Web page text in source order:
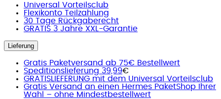
Universal Vorteilsclub
Flexikonto Teilzahlung
30 Tage Rückgaberecht
GRATIS 3 Jahre XXL-Garantie
Lieferung
Gratis Paketversand ab 75€ Bestellwert
Speditionslieferung 39,99€
GRATISLIEFERUNG mit dem Universal Vorteilsclub
Gratis Versand an einen Hermes PaketShop Ihrer
Wahl – ohne Mindestbestellwert